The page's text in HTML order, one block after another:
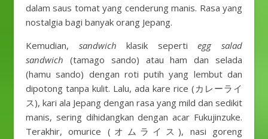
dalam saus tomat yang cenderung manis. Rasa yang
nostalgia bagi banyak orang Jepang.
Kemudian, sandwichklasik sepertiegg salad
sandwich (tamago sando) atau ham dan selada
(hamu sando) dengan roti putih yang lembut dan
dipotong tanpa kulit. Lalu, ada kare rice (カレーライ
ス), kari ala Jepang dengan rasa yang mild dan sedikit
manis, sering dihidangkan dengan acar Fukujinzuke.
Terakhir, omurice (オムライス), nasi goreng